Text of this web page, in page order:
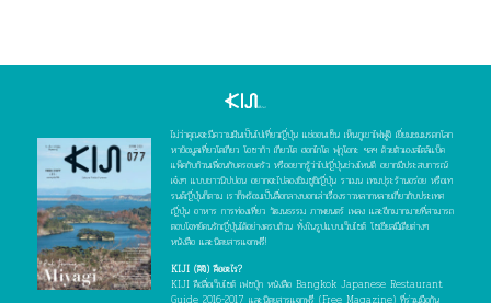
ไม่ว่าคุณจะมีความฝันเป็นไปเที่ยวญี่ปุ่น แช่ออนเซ็น เห็นภูเขาไฟฟูจิ เยี่ยมชมมรดกโลก
หาข้อมูลเที่ยวโตเกียว โอซาก้า เกียวโต ฮอกไกโด ฟุกุโอกะ ฯลฯ ด้วยตัวเองสไตล์แบ็ค
แพ็คกับก๊วนเพื่อนกับครอบครัว หรืออยากรู้ว่าไปญี่ปุ่นช่วงไหนดี อยากมีประสบการณ์
เจ๋งๆ แบบชาวนิปปอน อยากจะไปลองชิมซูชิญี่ปุ่น ราเมน เทมปุระร้านอร่อย หรือเท
รนด์ญี่ปุ่นก็ตาม เราก็พร้อมเป็นสื่อกลางบอกเล่าเรื่องราวหลากหลายเกี่ยวกับประเทศ
ญี่ปุ่น อาหาร การท่องเที่ยว วัฒนธรรม ภาพยนตร์ เพลง และอีกมากมายที่สามารถ
ตอบโจทย์คนรักญี่ปุ่นได้อย่างครบถ้วน ทั้งในรูปแบบเว็บไซต์ โซเชียลมีเดียต่างๆ
หนังสือ และนิตยสารแจกฟรี!
KIJI (คิจิ) คืออะไร?
KIJI คือสื่อเว็บไซต์ เฟซบุ๊ก หนังสือ Bangkok Japanese Restaurant
Guide 2016-2017 และนิตยสารแจกฟรี (Free Magazine) ที่ร่วมมือกัน